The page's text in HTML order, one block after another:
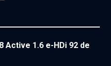
Active 1.6 e-HDi 92 de